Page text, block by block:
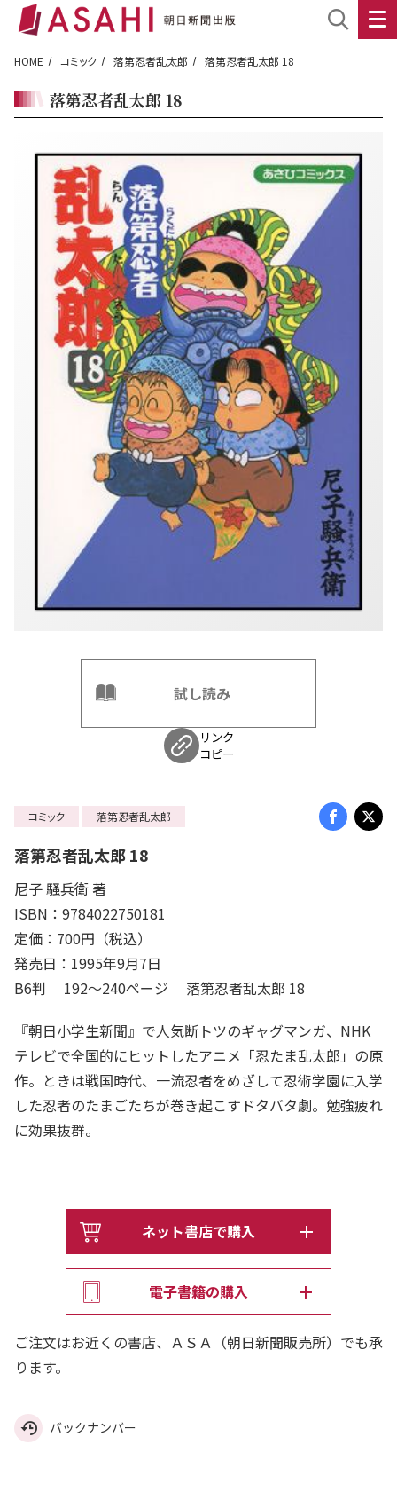
HOME コミック 落第忍者乱太郎 落第忍者乱太郎 18
落第忍者乱太郎 18
試し読み
リンク
コピー
コミック 落第忍者乱太郎
落第忍者乱太郎 18
尼子 騒兵衛 著
ISBN：9784022750181
定価：700円（税込）
発売日：1995年9月7日
B6判 192～240ページ 落第忍者乱太郎 18
『朝日小学生新聞』で人気断トツのギャグマンガ、NHK
テレビで全国的にヒットしたアニメ「忍たま乱太郎」の原
作。ときは戦国時代、一流忍者をめざして忍術学園に入学
した忍者のたまごたちが巻き起こすドタバタ劇。勉強疲れ
に効果抜群。
ネット書店で購入
電子書籍の購入
ご注文はお近くの書店、ＡＳＡ（朝日新聞販売所）でも承
ります。
バックナンバー